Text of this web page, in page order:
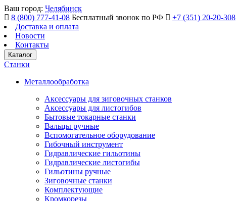
Ваш город: Челябинск
8 (800) 777-41-08 Бесплатный звонок по РФ +7 (351) 20-20-308
Доставка и оплата
Новости
Контакты
Каталог
Станки
Металлообработка
Аксессуары для зиговочных станков
Аксессуары для листогибов
Бытовые токарные станки
Вальцы ручные
Вспомогательное оборудование
Гибочный инструмент
Гидравлические гильотины
Гидравлические листогибы
Гильотины ручные
Зиговочные станки
Комплектующие
Кромкорезы